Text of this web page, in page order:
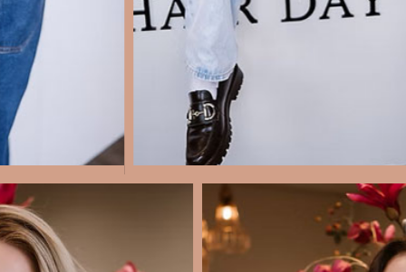
KIM
JE VINDT MIJ OP DINSDAG IN WADDINXVEEN, EN OP
DONDERDAG, VRIJDAG EN ZATERDAG IN MOERKAPELLE.
DAARNAAST SPRING IK REGELMATIG BIJ WAAR EN
WANNEER HET NODIG IS.